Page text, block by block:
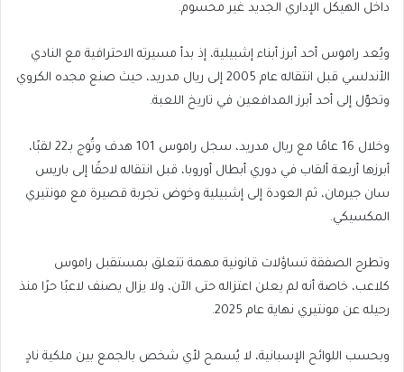
داخل الهيكل الإداري الجديد غير محسوم.
ويُعد راموس أحد أبرز أبناء إشبيلية، إذ بدأ مسيرته الاحترافية مع النادي
الأندلسي قبل انتقاله عام 2005 إلى ريال مدريد، حيث صنع مجده الكروي
وتحوّل إلى أحد أبرز المدافعين في تاريخ اللعبة.
وخلال 16 عامًا مع ريال مدريد، سجل راموس 101 هدف وتُوج بـ22 لقبًا،
أبرزها أربعة ألقاب في دوري أبطال أوروبا، قبل انتقاله لاحقًا إلى باريس
سان جيرمان، ثم العودة إلى إشبيلية وخوض تجربة قصيرة مع مونتيري
المكسيكي.
وتطرح الصفقة تساؤلات قانونية مهمة تتعلق بمستقبل راموس
كلاعب، خاصة أنه لم يعلن اعتزاله حتى الآن، ولا يزال يصنف لاعبًا حرًا منذ
رحيله عن مونتيري نهاية عام 2025.
وبحسب اللوائح الإسبانية، لا يُسمح لأي شخص بالجمع بين ملكية نادٍ